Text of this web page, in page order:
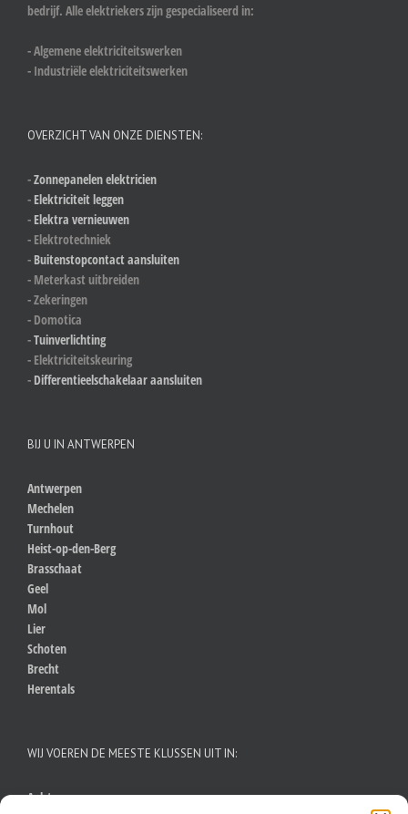
bedrijf. Alle elektriekers zijn gespecialiseerd in:
- Algemene elektriciteitswerken
- Industriële elektriciteitswerken
OVERZICHT VAN ONZE DIENSTEN:
-Zonnepanelen elektricien
- Elektriciteit leggen
- Elektra vernieuwen
- Elektrotechniek
- Buitenstopcontact aansluiten
- Meterkast uitbreiden
- Zekeringen
- Domotica
-Tuinverlichting
- Elektriciteitskeuring
- Differentieelschakelaar aansluiten
BIJ U IN ANTWERPEN
Antwerpen
Mechelen
Turnhout
Heist-op-den-Berg
Brasschaat
Geel
Mol
Lier
Schoten
Brecht
Herentals
WIJ VOEREN DE MEESTE KLUSSEN UIT IN:
Aalst